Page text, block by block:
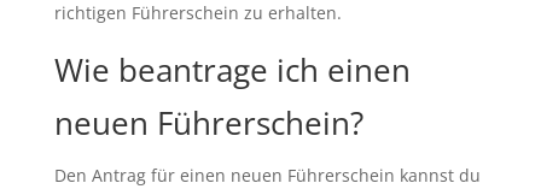
richtigen Führerschein zu erhalten.
Wie beantrage ich einen
neuen Führerschein?
Den Antrag für einen neuen Führerschein kannst du